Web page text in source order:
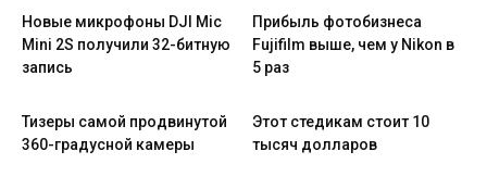
Новые микрофоны DJI Mic
Mini 2S получили 32-битную
запись
Прибыль фотобизнеса
Fujifilm выше, чем у Nikon в
5 раз
Тизеры самой продвинутой
360-градусной камеры
Этот стедикам стоит 10
тысяч долларов